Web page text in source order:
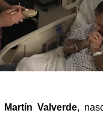
Martín Valverde,